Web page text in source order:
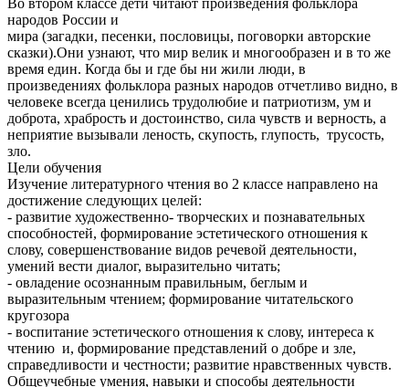
народов России и
мира (загадки, песенки, пословицы, поговорки авторские
сказки).Они узнают, что мир велик и многообразен и в то же
время един. Когда бы и где бы ни жили люди, в
произведениях фольклора разных народов отчетливо видно, в
человеке всегда ценились трудолюбие и патриотизм, ум и
доброта, храбрость и достоинство, сила чувств и верность, а
неприятие вызывали леность, скупость, глупость, трусость,
зло.
Цели обучения
Изучение литературного чтения во 2 классе направлено на
достижение следующих целей:
- развитие художественно- творческих и познавательных
способностей, формирование эстетического отношения к
слову, совершенствование видов речевой деятельности,
умений вести диалог, выразительно читать;
- овладение осознанным правильным, беглым и
выразительным чтением; формирование читательского
кругозора
- воспитание эстетического отношения к слову, интереса к
чтению и, формирование представлений о добре и зле,
справедливости и честности; развитие нравственных чувств.
Общеучебные умения, навыки и способы деятельности